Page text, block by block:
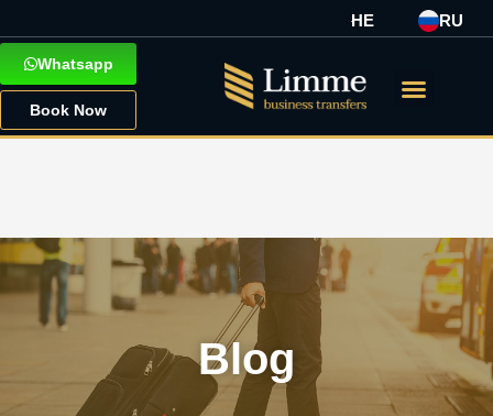
HE RU
Whatsapp
Book Now
Blog